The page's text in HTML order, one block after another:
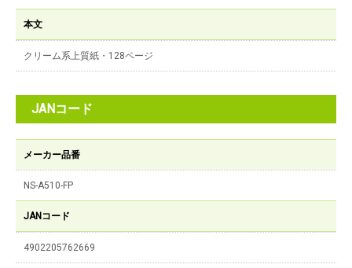
本文
クリーム系上質紙・128ページ
JANコード
メーカー品番
NS-A510-FP
JANコード
4902205762669